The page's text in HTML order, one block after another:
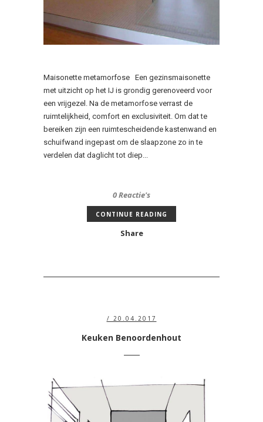
Maisonette metamorfose Een gezinsmaisonette
met uitzicht op het IJ is grondig gerenoveerd voor
een vrijgezel. Na de metamorfose verrast de
ruimtelijkheid, comfort en exclusiviteit. Om dat te
bereiken zijn een ruimtescheidende kastenwand en
schuifwand ingepast om de slaapzone zo in te
verdelen dat daglicht tot diep...
0 Reactie's
CONTINUE READING
Share
/ 20.04.2017
Keuken Benoordenhout